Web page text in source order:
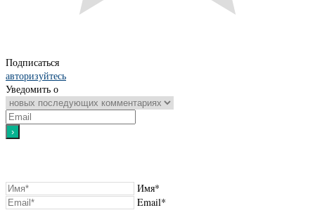
Подписаться
авторизуйтесь
Уведомить о
Имя*
Email*